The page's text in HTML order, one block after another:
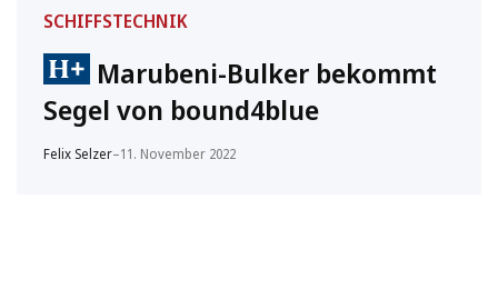
SCHIFFSTECHNIK
Marubeni-Bulker bekommt
Segel von bound4blue
Felix Selzer–11. November 2022